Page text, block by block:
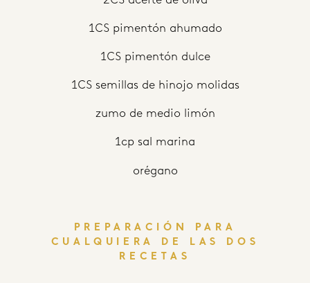
1CS pimentón ahumado
1CS pimentón dulce
1CS semillas de hinojo molidas
zumo de medio limón
1cp sal marina
orégano
PREPARACIÓN PARA
CUALQUIERA DE LAS DOS
RECETAS